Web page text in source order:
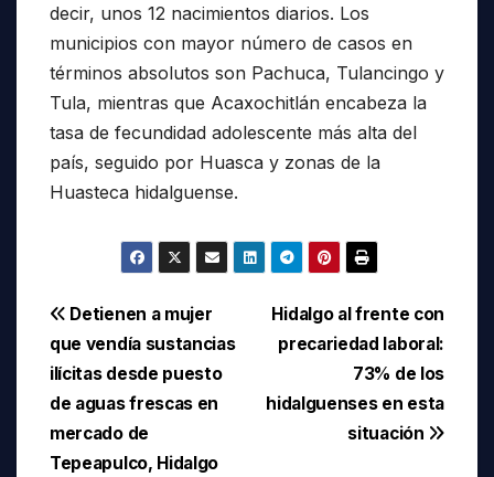
decir, unos 12 nacimientos diarios. Los
municipios con mayor número de casos en
términos absolutos son Pachuca, Tulancingo y
Tula, mientras que Acaxochitlán encabeza la
tasa de fecundidad adolescente más alta del
país, seguido por Huasca y zonas de la
Huasteca hidalguense.
Navegación
de
entradas
Hidalgo al frente con
precariedad laboral:
73% de los
hidalguenses en esta
situación
Detienen a mujer
que vendía sustancias
ilícitas desde puesto
de aguas frescas en
mercado de
Tepeapulco, Hidalgo